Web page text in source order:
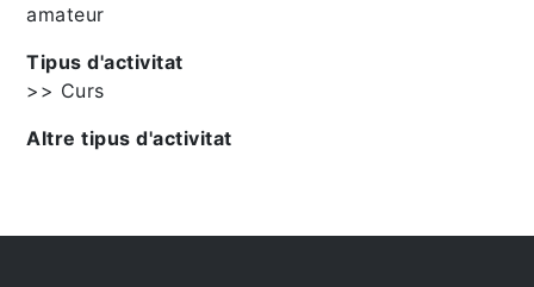
amateur
Tipus d'activitat
>> Curs
Altre tipus d'activitat